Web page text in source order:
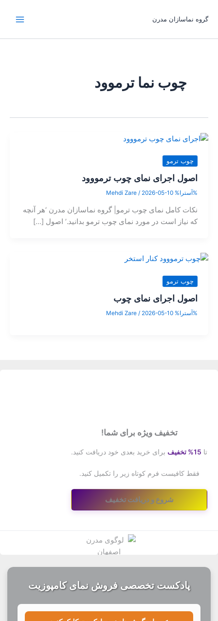
گروه نماسازان مدرن
چوب نما ترموود
چوب ترمو
اصول اجرای نمای چوب ترمووود
%آسترا% Mehdi Zare/ 2026-05-10
نکات کامل نمای چوب ترمو| گروه نماسازان مدرن ‘هر آنچه
که نیاز است در مورد نمای چوب ترمو بدانید.’ اصول […]
چوب ترمو
اصول اجرای نمای چوب
%آسترا% Mehdi Zare/ 2026-05-10